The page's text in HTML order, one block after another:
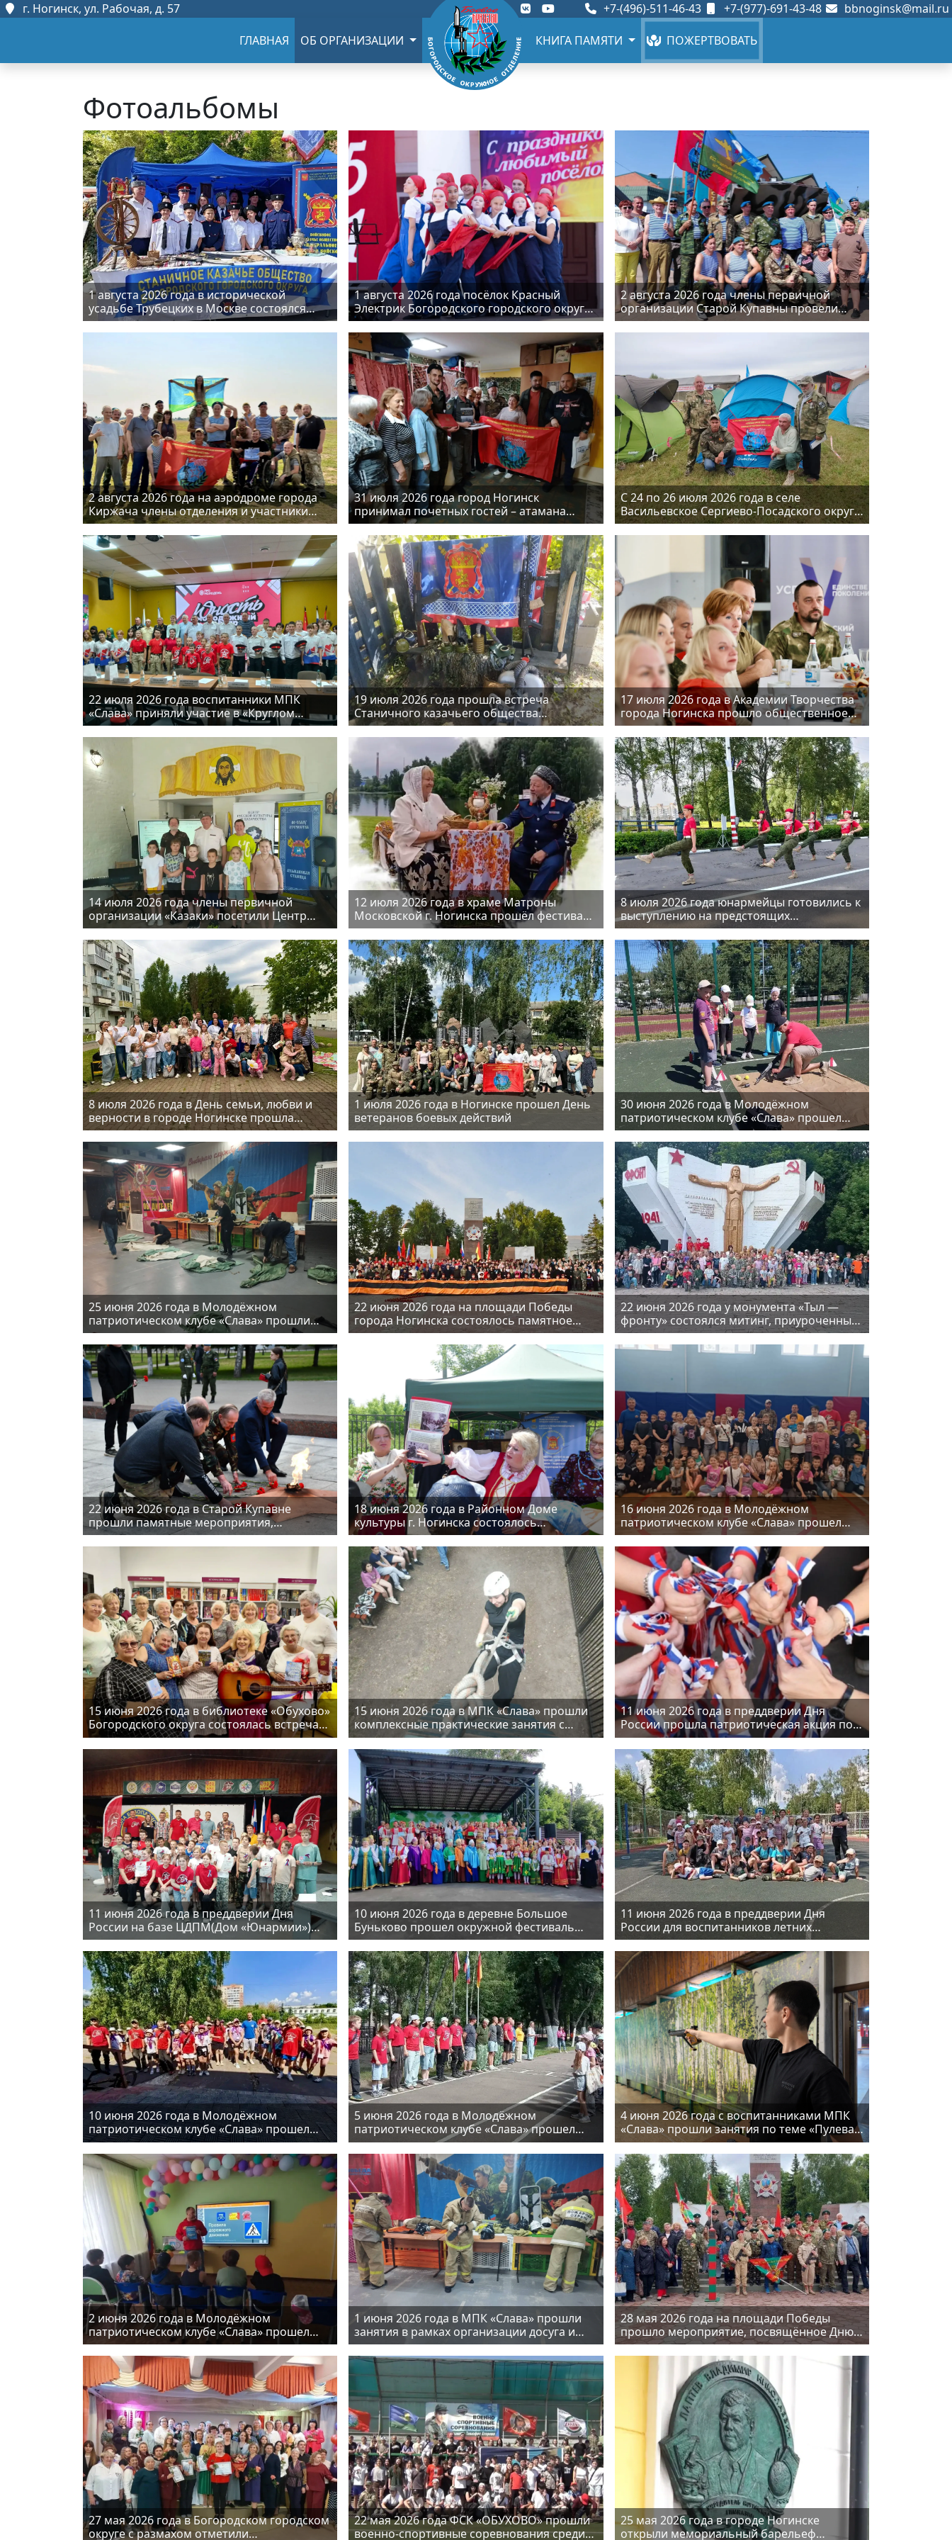
г. Ногинск, ул. Рабочая, д. 57 +7-(496)-511-46-43 +7-(977)-691-43-48 bbnoginsk@mail.ru
ГЛАВНАЯ ОБ ОРГАНИЗАЦИИ КНИГА ПАМЯТИ ПОЖЕРТВОВАТЬ
Фотоальбомы
1 августа 2026 года в исторической
усадьбе Трубецких в Москве состоялся
праздник, посвящённый Дню Крещения
Руси
1 августа 2026 года посёлок Красный
Электрик Богородского городского округа
торжественно отметил свой 75-летний
юбилей
2 августа 2026 года члены первичной
организации Старой Купавны провели
патриотические мероприятия в честь Дня
ВДВ России
2 августа 2026 года на аэродроме города
Киржача члены отделения и участники
СВО приняли участие в знаковом событии
31 июля 2026 года город Ногинск
принимал почетных гостей – атамана
станицы Стахановская ЛYH и его
сопровождающих
С 24 по 26 июля 2026 года в селе
Васильевское Сергиево-Посадского округа
прошёл фестиваль «По ZOVу Родины»
22 июля 2026 года воспитанники МПК
«Слава» приняли участие в «Круглом
столе», который состоялся в городе
Ногинске
19 июля 2026 года прошла встреча
Станичного казачьего общества
Богородского округа с группой ребят из
Приморского края
17 июля 2026 года в Академии Творчества
города Ногинска прошло общественное
обсуждение концепции будущего
памятника солдату
14 июля 2026 года члены первичной
организации «Казаки» посетили Центр
русской культуры и казачества станицы
Атаманск
12 июля 2026 года в храме Матроны
Московской г. Ногинска прошёл фестиваль
«Ромашка Белая»
8 июля 2026 года юнармейцы готовились к
выступлению на предстоящих
всероссийских соревнованиях
8 июля 2026 года в День семьи, любви и
верности в городе Ногинске прошла
праздничная концертно-игровая
программа
1 июля 2026 года в Ногинске прошел День
ветеранов боевых действий
30 июня 2026 года в Молодёжном
патриотическом клубе «Слава» прошел
день летних оздоровительных лагерей
25 июня 2026 года в Молодёжном
патриотическом клубе «Слава» прошли
занятия в рамках организации досуга и
повышения мастерства
22 июня 2026 года на площади Победы
города Ногинска состоялось памятное
мероприятие, посвящённое Дню памяти и
22 июня 2026 года у монумента «Тыл —
фронту» состоялся митинг, приуроченный
к 85-й годовщине начала Великой
Отечественной войны
22 июня 2026 года в Старой Купавне
прошли памятные мероприятия,
посвящённые 85-й годовщине начала
Великой Отечественной войны
18 июня 2026 года в Районном Доме
культуры г. Ногинска состоялось
мероприятие «Дружные казаки»
16 июня 2026 года в Молодёжном
патриотическом клубе «Слава» прошел
день летних оздоровительных лагерей
15 июня 2026 года в библиотеке «Обухово»
Богородского округа состоялась встреча
участников Союза пенсионеров
15 июня 2026 года в МПК «Слава» прошли
комплексные практические занятия с
воспитанниками по теме «Школа
безопасности»
11 июня 2026 года в преддверии Дня
России прошла патриотическая акция по
раздаче ленточек «Российский триколор»
11 июня 2026 года в преддверии Дня
России на базе ЦДПМ(Дом «Юнармии»)
прошла «Юнармейская викторина»
10 июня 2026 года в деревне Большое
Буньково прошел окружной фестиваль
«Мы – из песенной Руси»
11 июня 2026 года в преддверии Дня
России для воспитанников летних
школьных лагерей была организована
программа «Дружные казаки»
10 июня 2026 года в Молодёжном
патриотическом клубе «Слава» прошел
день летних оздоровительных лагерей
5 июня 2026 года в Молодёжном
патриотическом клубе «Слава» прошел
день летних оздоровительных лагерей
4 июня 2026 года с воспитанниками МПК
«Слава» прошли занятия по теме «Пулевая
стрельба»
2 июня 2026 года в Молодёжном
патриотическом клубе «Слава» прошел
день летних оздоровительных лагерей
1 июня 2026 года в МПК «Слава» прошли
занятия в рамках организации досуга и
повышения мастерства воспитанников
28 мая 2026 года на площади Победы
прошло мероприятие, посвящённое Дню
пограничника
27 мая 2026 года в Богородском городском
округе с размахом отметили
22 мая 2026 года ФСК «ОБУХОВО» прошли
военно-спортивные соревнования среди
25 мая 2026 года в городе Ногинске
открыли мемориальный барельеф